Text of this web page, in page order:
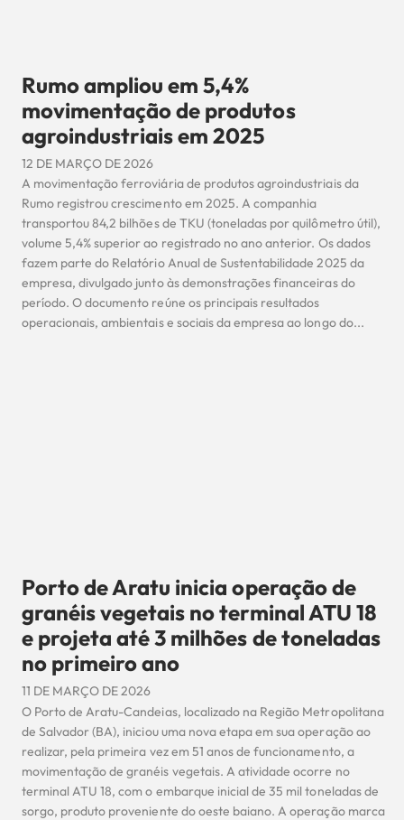
Rumo ampliou em 5,4%
movimentação de produtos
agroindustriais em 2025
12 DE MARÇO DE 2026
A movimentação ferroviária de produtos agroindustriais da
Rumo registrou crescimento em 2025. A companhia
transportou 84,2 bilhões de TKU (toneladas por quilômetro útil),
volume 5,4% superior ao registrado no ano anterior. Os dados
fazem parte do Relatório Anual de Sustentabilidade 2025 da
empresa, divulgado junto às demonstrações financeiras do
período. O documento reúne os principais resultados
operacionais, ambientais e sociais da empresa ao longo do...
Porto de Aratu inicia operação de
granéis vegetais no terminal ATU 18
e projeta até 3 milhões de toneladas
no primeiro ano
11 DE MARÇO DE 2026
O Porto de Aratu-Candeias, localizado na Região Metropolitana
de Salvador (BA), iniciou uma nova etapa em sua operação ao
realizar, pela primeira vez em 51 anos de funcionamento, a
movimentação de granéis vegetais. A atividade ocorre no
terminal ATU 18, com o embarque inicial de 35 mil toneladas de
sorgo, produto proveniente do oeste baiano. A operação marca